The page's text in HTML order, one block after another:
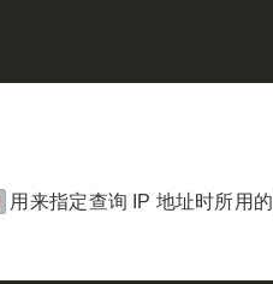
用来指定查询 IP 地址时所用的